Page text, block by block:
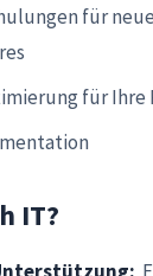
für neue
für Ihre
IT?